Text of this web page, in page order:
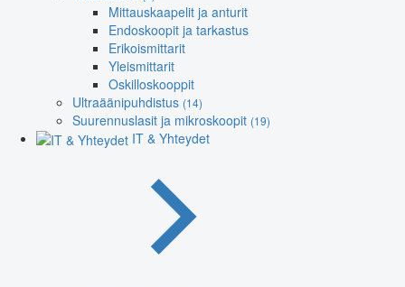
Mittauskaapelit ja anturit
Endoskoopit ja tarkastus
Erikoismittarit
Yleismittarit
Oskilloskooppit
Ultraäänipuhdistus (14)
Suurennuslasit ja mikroskoopit (19)
IT & Yhteydet